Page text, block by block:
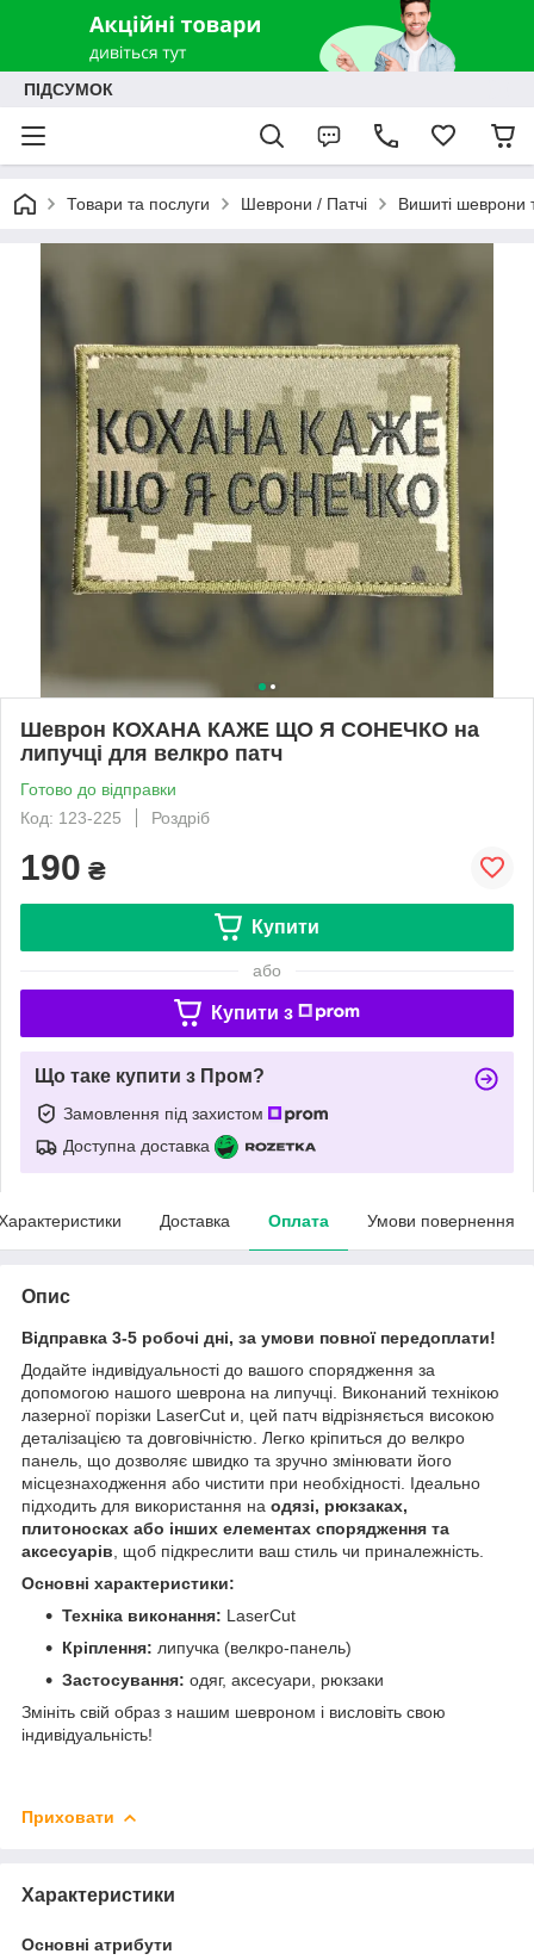
ПІДСУМОК
Товари та послуги Шеврони / Патчі Вишиті шеврони
Шеврон КОХАНА КАЖЕ ЩО Я СОНЕЧКО на
липучці для велкро патч
Готово до відправки
Код: 123-225
Роздріб
190 ₴
Купити
або
Купити з
Що таке купити з Пром?
Замовлення під захистом
Доступна доставка
Доставка Оплата Умови повернення
Опис
Відправка 3-5 робочі дні, за умови повної передоплати!
Додайте індивідуальності до вашого спорядження за
допомогою нашого шеврона на липучці. Виконаний технікою
лазерної порізки LaserCut и, цей патч відрізняється високою
деталізацією та довговічністю. Легко кріпиться до велкро
панель, що дозволяє швидко та зручно змінювати його
місцезнаходження або чистити при необхідності. Ідеально
підходить для використання на одязі, рюкзаках,
плитоносках або інших елементах спорядження та
аксесуарів , щоб підкреслити ваш стиль чи приналежність.
Основні характеристики:
Техніка виконання: LaserCut
Кріплення: липучка (велкро-панель)
Застосування: одяг, аксесуари, рюкзаки
Змініть свій образ з нашим шевроном і висловіть свою
індивідуальність!
Приховати
Характеристики
Основні атрибути